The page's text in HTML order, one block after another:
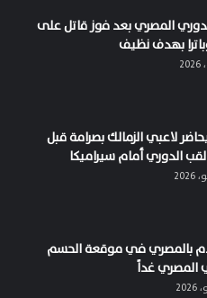
المصري بعد فوز قاتل على
بهدف نظيف
لاعبي الزمالك بصرامة قبل
الدوري أمام سيراميكا
بالمصري في موقعة الحسم
المصري غداً